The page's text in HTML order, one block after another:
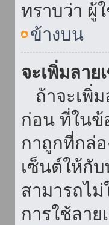
ทราบว่า ผู้
ข้างบน
จะเพิ่มลา
ถ้าจะเพิ่
ก่อน ที่ในข้
กาถูกที่กล่
เซ็นต์ให้กั
สามารถไ
การใช้ลา